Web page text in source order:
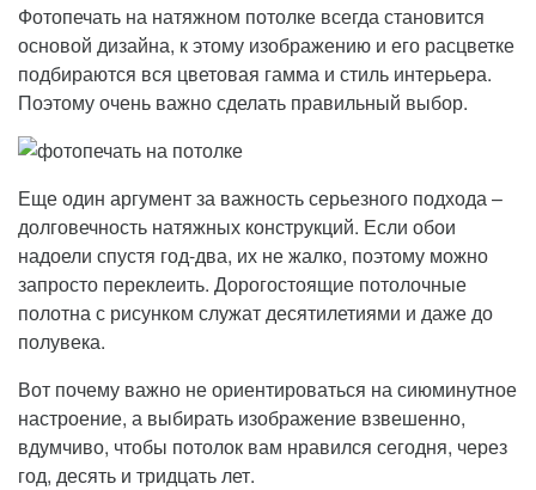
Фотопечать на натяжном потолке всегда становится
основой дизайна, к этому изображению и его расцветке
подбираются вся цветовая гамма и стиль интерьера.
Поэтому очень важно сделать правильный выбор.
Еще один аргумент за важность серьезного подхода –
долговечность натяжных конструкций. Если обои
надоели спустя год-два, их не жалко, поэтому можно
запросто переклеить. Дорогостоящие потолочные
полотна с рисунком служат десятилетиями и даже до
полувека.
Вот почему важно не ориентироваться на сиюминутное
настроение, а выбирать изображение взвешенно,
вдумчиво, чтобы потолок вам нравился сегодня, через
год, десять и тридцать лет.